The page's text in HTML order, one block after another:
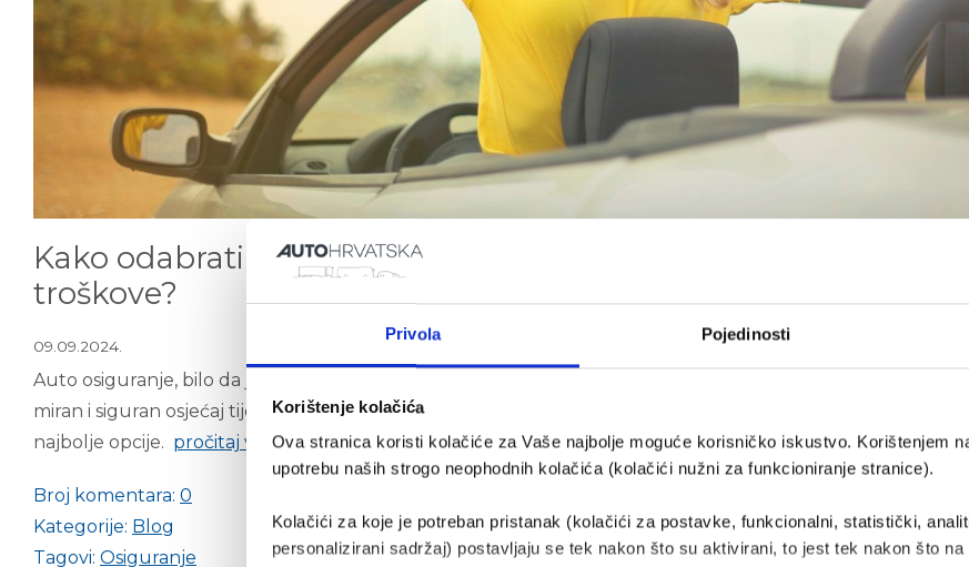
Privola Pojedinosti
Korištenje kolačića
Ova stranica koristi kolačiće za Vaše najbolje moguće korisničko iskustvo. Korištenjem
upotrebu naših strogo neophodnih kolačića (kolačići nužni za funkcioniranje stranice).
Kolačići za koje je potreban pristanak (kolačići za postavke, funkcionalni, statistički,
personalizirani sadržaj) postavljaju se tek nakon što su aktivirani, to jest tek nakon što
Kako odabrati odgovarajuće auto osiguranje i izbjeći
troškove?
09.09.2024.
Auto osiguranje, bilo da je obvezno ili dodatno pruža ključnu zaštitu koja svim vozačima i suputnicima
miran i siguran osjećaj tijekom vožnje. No, bogata ponuda osiguranja na tržištu zadaje glavobolje prilikom
najbolje opcije. pročitaj više
Broj komentara: 0
Kategorije: Blog
Tagovi: Osiguranje